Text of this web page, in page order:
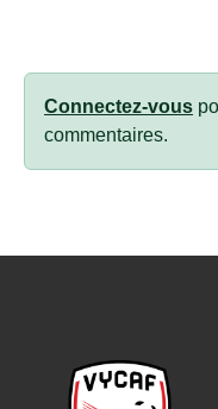
Connectez-vous
commentaires.